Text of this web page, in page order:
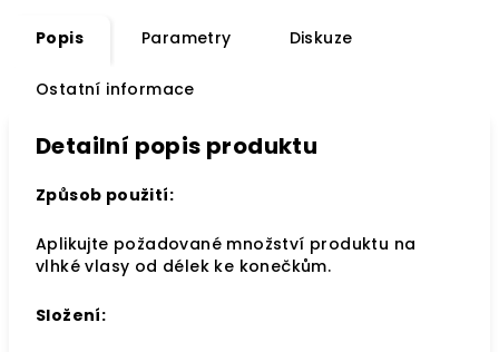
Popis Parametry Diskuze
Ostatní informace
Detailní popis produktu
Způsob použití:
Aplikujte požadované množství produktu na
vlhké vlasy od délek ke konečkům.
Složení: